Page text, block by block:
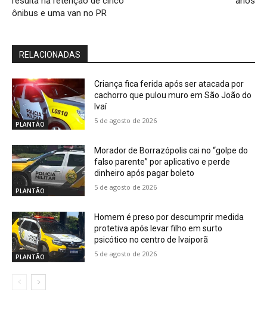
ônibus e uma van no PR
RELACIONADAS
PLANTÃO
Criança fica ferida após ser atacada por
cachorro que pulou muro em São João do
Ivaí
5 de agosto de 2026
PLANTÃO
Morador de Borrazópolis cai no “golpe do
falso parente” por aplicativo e perde
dinheiro após pagar boleto
5 de agosto de 2026
PLANTÃO
Homem é preso por descumprir medida
protetiva após levar filho em surto
psicótico no centro de Ivaiporã
5 de agosto de 2026